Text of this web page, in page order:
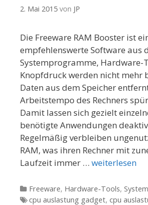
2. Mai 2015 von JP
Die Freeware RAM Booster ist
empfehlenswerte Software aus
Systemprogramme, Hardware-
Knopfdruck werden nicht mehr
Daten aus dem Speicher
Arbeitstempo des Rechners
Damit lassen sich gezielt
benötigte Anwendungen
Regelmäßig verbleiben
RAM, was ihren Rechner mit
Laufzeit immer … weiterlesen
Kategorien
Freeware, Hardware-Tools,
Tags
cpu auslastung gadget, cpu